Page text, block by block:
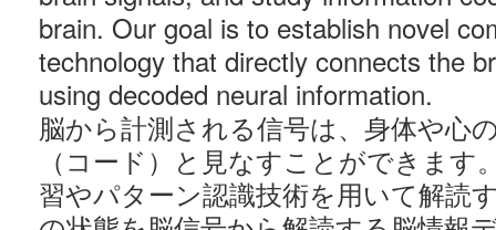
brain. Our goal is to establish novel
technology that directly connects the
using decoded neural information.
脳から計測される信号は、身体や心
（コード）と見なすことができます
習やパターン認識技術を用いて解読